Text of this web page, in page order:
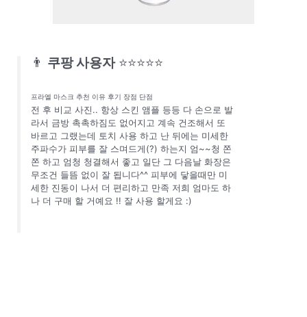
👨 쿠팡 사용자 ⭐⭐⭐⭐⭐
프라엘 마스크 추천 이유 후기 장점 단점
전 후 비교 사진.. 항상 스킨 앰플 등등 다 손으로 발
라서 금방 촉촉하짐도 없어지고 계속 건조해서 또
바르고 그랬는데 토치 사용 하고 난 뒤에는 미세한
주파수가 피부를 잘 스며드게(?) 하는지 엄~~청 쫀
쫀 하고 엄청 청결해서 좋고 일단 그 다음날 화장은
무조건 들뜸 없이 잘 됩니다^^ 피부에 닿을때만 미
세한 진동이 나서 더 편리하고 만족 저희 엄마도 하
나 더 구매 할 거예요 !! 잘 사용 할게요 :)